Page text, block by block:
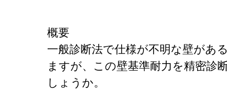
概要
一般診断法で仕様が不明な壁があ
ますが、この壁基準耐力を精密診
しょうか。